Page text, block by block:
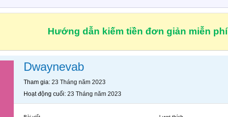
Hướng dẫn kiếm tiền đơn giản miễn phí
Dwaynevab
Tham gia 23 Tháng năm 2023
Hoạt động cuối 23 Tháng năm 2023